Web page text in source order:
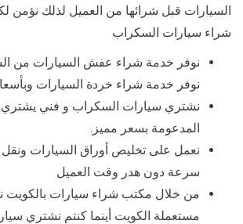
السيارات قبل شرائها من العميل لذلك نؤمن
شراء سيارات السكراب
نوفر خدمة شراء عفش السيارات من
نوفر خدمة شراء خردة السيارات
نشتري سيارات السكراب و فني يشتري
المدعومة بسعر مميز.
نعمل على تخليص أوراق السيارات ونقل
سرعة دون هدر وقت العميل
من خلال مكتب شراء سيارات بالكويت
مستعملة الكويت أينما كنتم نشتري